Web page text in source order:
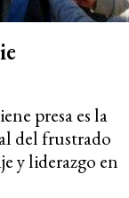
presa es la
del frustrado
y liderazgo en